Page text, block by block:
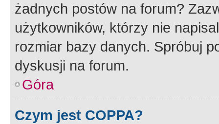
żadnych postów na forum?
użytkowników, którzy nie
rozmiar bazy danych. Spróbuj
dyskusji na forum.
Góra
Czym jest COPPA?